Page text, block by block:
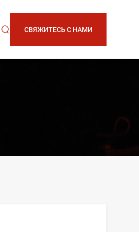
СВЯЖИТЕСЬ С НАМИ